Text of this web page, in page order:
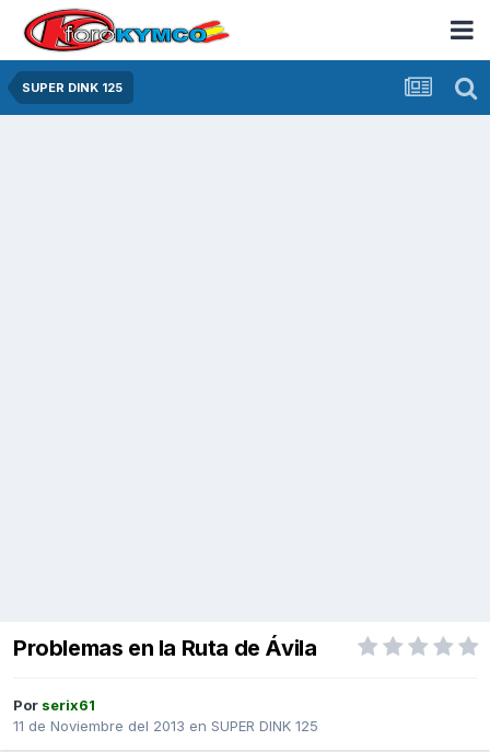
SUPER DINK 125
Problemas en la Ruta de Ávila
Por serix61
11 de Noviembre del 2013 en SUPER DINK 125